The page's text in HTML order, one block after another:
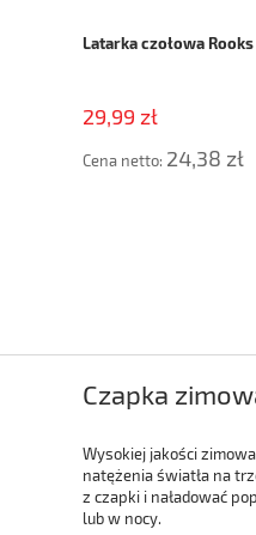
Latarka czołowa Rooks
29,99 zł
Cena netto: 24,38 zł
Czapka
Wysokiej jakości
natężenia światła na
z czapki i naładować
lub w nocy.